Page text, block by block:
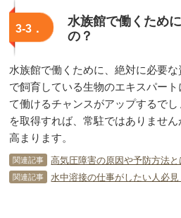
3-3．
水族館で働くため
の？
水族館で働くために、絶対に必要
で飼育している生物のエキスパー
て働けるチャンスがアップするで
を取得すれば、常駐ではありませ
高まります。
関連記事
関連記事 水中溶接の仕事がしたい人必